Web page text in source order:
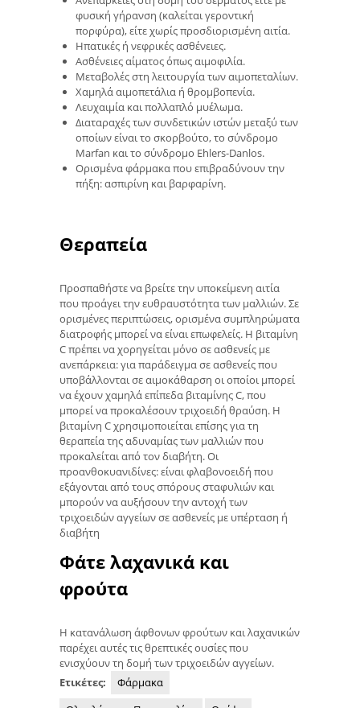
φυσική γήρανση (καλείται γεροντική
πορφύρα), είτε χωρίς προσδιορισμένη αιτία.
Ηπατικές ή νεφρικές ασθένειες.
Ασθένειες αίματος όπως αιμοφιλία.
Μεταβολές στη λειτουργία των αιμοπεταλίων.
Χαμηλά αιμοπετάλια ή θρομβοπενία.
Λευχαιμία και πολλαπλό μυέλωμα.
Διαταραχές των συνδετικών ιστών μεταξύ των
οποίων είναι το σκορβούτο, το σύνδρομο
Marfan και το σύνδρομο Ehlers-Danlos.
Ορισμένα φάρμακα που επιβραδύνουν την
πήξη: ασπιρίνη και βαρφαρίνη.
Θεραπεία
Προσπαθήστε να βρείτε την υποκείμενη αιτία
που προάγει την ευθραυστότητα των μαλλιών. Σε
ορισμένες περιπτώσεις, ορισμένα συμπληρώματα
διατροφής μπορεί να είναι επωφελείς. Η βιταμίνη
C πρέπει να χορηγείται μόνο σε ασθενείς με
ανεπάρκεια: για παράδειγμα σε ασθενείς που
υποβάλλονται σε αιμοκάθαρση οι οποίοι μπορεί
να έχουν χαμηλά επίπεδα βιταμίνης C, που
μπορεί να προκαλέσουν τριχοειδή θραύση. Η
βιταμίνη C χρησιμοποιείται επίσης για τη
θεραπεία της αδυναμίας των μαλλιών που
προκαλείται από τον διαβήτη. Οι
προανθοκυανιδίνες: είναι φλαβονοειδή που
εξάγονται από τους σπόρους σταφυλιών και
μπορούν να αυξήσουν την αντοχή των
τριχοειδών αγγείων σε ασθενείς με υπέρταση ή
διαβήτη
Φάτε λαχανικά και
φρούτα
Η κατανάλωση άφθονων φρούτων και λαχανικών
παρέχει αυτές τις θρεπτικές ουσίες που
ενισχύουν τη δομή των τριχοειδών αγγείων.
Ετικέτες:
Φάρμακα